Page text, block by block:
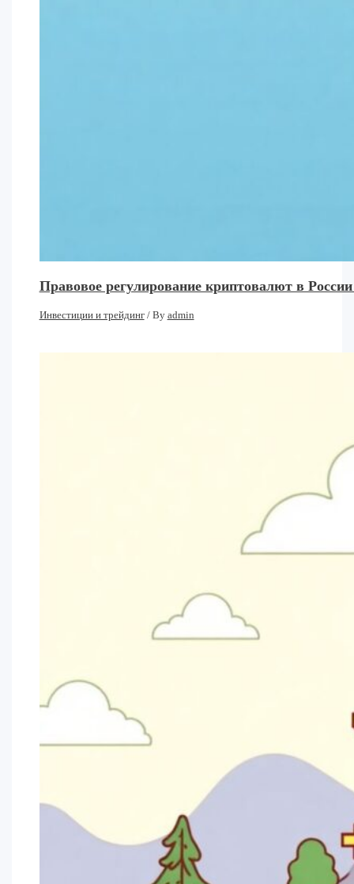
Правовое регулирование криптовалют в
Инвестиции и трейдинг/ By admin